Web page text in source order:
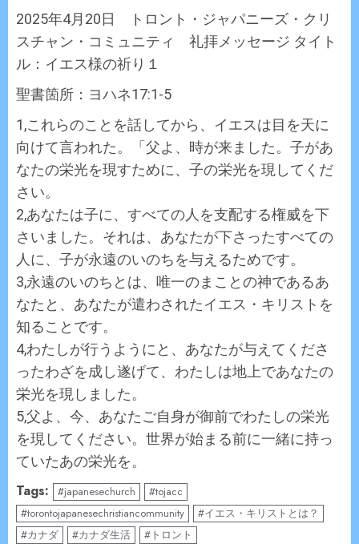
2025年4月20日 トロント・ジャパニーズ・クリ
スチャン・コミュニティ 礼拝メッセージ タイト
ル：イエス様の祈り１
聖書箇所：ヨハネ17:1-5
1,これらのことを話してから、イエスは目を天に
向けて言われた。「父よ、時が来ました。子があ
なたの栄光を現すために、子の栄光を現してくだ
さい。
2,あなたは子に、すべての人を支配する権威を下
さいました。それは、あなたが下さったすべての
人に、子が永遠のいのちを与えるためです。
3,永遠のいのちとは、唯一のまことの神であるあ
なたと、あなたが遣わされたイエス・キリストを
知ることです。
4,わたしが行うようにと、あなたが与えてくださ
ったわざを成し遂げて、わたしは地上であなたの
栄光を現しました。
5,父よ、今、あなたご自身が御前でわたしの栄光
を現してください。世界が始まる前に一緒に持っ
ていたあの栄光を。
Tags: #japanesechurch
#tojacc
#torontojapanesechristiancommunity
#イエス・キリストとは？
#カナダ
#カナダ生活
#トロント